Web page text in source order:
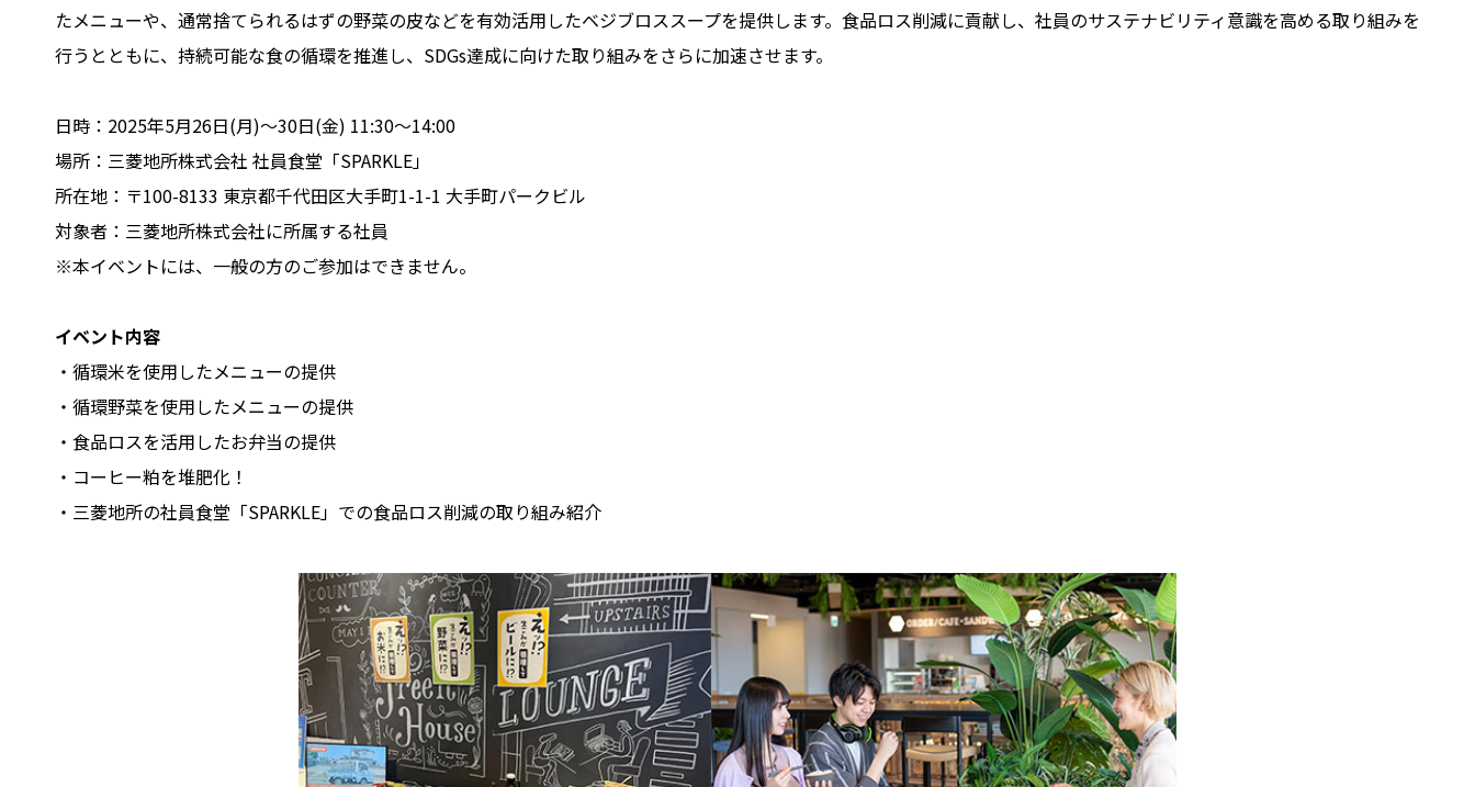
たメニューや、通常捨てられるはずの野菜の皮などを有効活用したベジブロススープを提供します。食品ロス削減に貢献し、社員のサステナビリティ意識を高める取り組みを
行うとともに、持続可能な食の循環を推進し、SDGs達成に向けた取り組みをさらに加速させます。
日時：2025年5月26日(月)～30日(金) 11:30～14:00
場所：三菱地所株式会社 社員食堂「SPARKLE」
所在地：〒100-8133 東京都千代田区大手町1-1-1 大手町パークビル
対象者：三菱地所株式会社に所属する社員
※本イベントには、一般の方のご参加はできません。
イベント内容
・循環米を使用したメニューの提供
・循環野菜を使用したメニューの提供
・食品ロスを活用したお弁当の提供
・コーヒー粕を堆肥化！
・三菱地所の社員食堂「SPARKLE」での食品ロス削減の取り組み紹介